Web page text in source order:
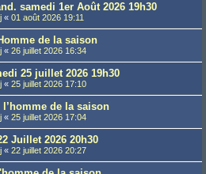
samedi 1er Août 2026 19h30
« 01 août 2026 19:11
de la saison
« 26 juillet 2026 16:34
25 juillet 2026 19h30
« 25 juillet 2026 17:10
de la saison
« 25 juillet 2026 17:04
Juillet 2026 20h30
« 22 juillet 2026 20:27